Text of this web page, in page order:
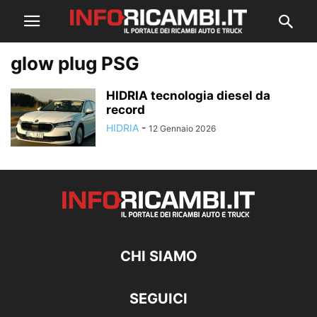
glow plug PSG
HIDRIA tecnologia diesel da
record
HIDRIA - 12 Gennaio 2026
CHI SIAMO
SEGUICI